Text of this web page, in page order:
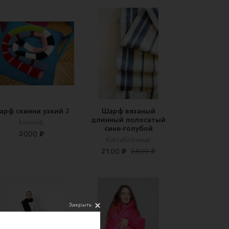
скинни узкий 2
ksenniti
2000 ₽
Шарф вязаный
длинный полосатый
сине-голубой
KartaKnitwear
2100 ₽ 2800 ₽
Закрыть